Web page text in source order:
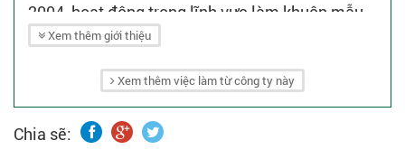
2004, hoạt động trong lĩnh vực làm khuôn mẫu,
ép nhựa và xi mạ điện trên nhựa và kim loại tại
- Sản phẩm của công ty rất đa dạng bao gồm: Ép
nhựa, xi mạ, làm khuôn ép nhựa, sơn in trên sản
phẩm xi mạ.
Xem thêm giới thiệu
Xem thêm việc làm từ công ty này
Chia sẽ: